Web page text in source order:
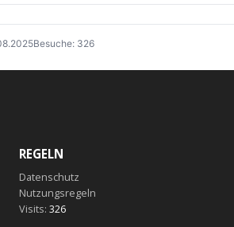
Besuche: 326
REGELN
Datenschutz
Nutzungsregeln
Visits: 326